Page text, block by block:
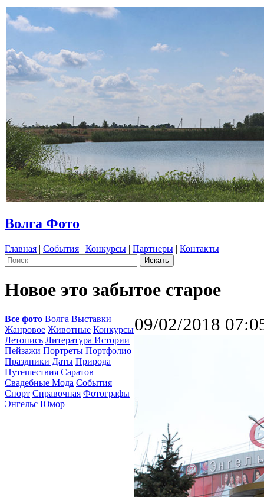
Волга Фото
Главная | События | Конкурсы | Партнеры | Контакты
Новое это забытое старое
Все фото Волга Выставки
Жанровое Животные Конкурсы
Летопись Литература Истории
Пейзажи Портреты Портфолио
Праздники Даты Природа
Путешествия Саратов
Свадебные Мода События
Спорт Справочная Фотографы
Энгельс Юмор
09/02/2018